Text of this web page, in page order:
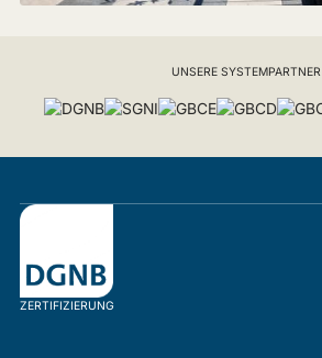
UNSERE SYSTEMPARTNER
ZERTIFIZIERUNG